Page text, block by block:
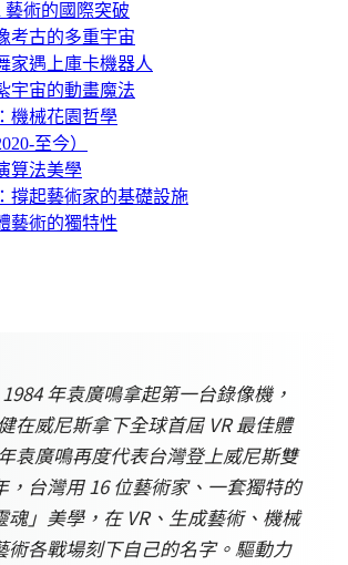
術的國際突破
考古的多重宇宙
家遇上庫卡機器人
宇宙的動畫魔法
機械花園哲學
至今）
算法美學
撐起藝術家的基礎設施
藝術的獨特性
1984 年袁廣鳴拿起第一台錄像機，
在威尼斯拿下全球首屆 VR 最佳體
袁廣鳴再度代表台灣登上威尼斯雙
，台灣用 16 位藝術家、一套獨特的
魂」美學，在 VR、生成藝術、機械
術各戰場刻下自己的名字。驅動力